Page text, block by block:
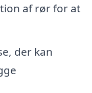
af rør for at
der kan